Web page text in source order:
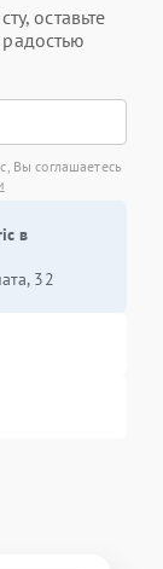
оставьте
Вы соглашаетесь
в
32